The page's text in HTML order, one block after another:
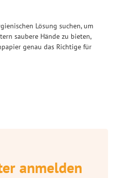
Lösung suchen, um
saubere Hände zu bieten,
genau das Richtige für
anmelden